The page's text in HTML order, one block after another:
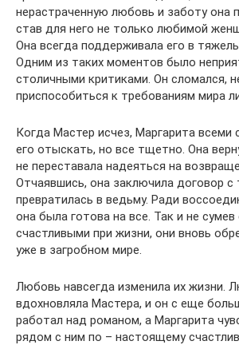
нерастраченную любовь и заботу она
став для него не только любимой
Она всегда поддерживала его в
Одним из таких моментов было
столичными критиками. Он сломался,
приспособиться к требованиям мира
Когда Мастер исчез, Маргарита всеми
его отыскать, но все тщетно. Она
не переставала надеяться на
Отчаявшись, она заключила договор
превратилась в ведьму. Ради
она была готова на все. Так и не сумев
счастливыми при жизни, они вновь
уже в загробном мире.
Любовь навсегда изменила их жизни.
вдохновляла Мастера, и он с еще
работал над романом, а Маргарита
рядом с ним по – настоящему